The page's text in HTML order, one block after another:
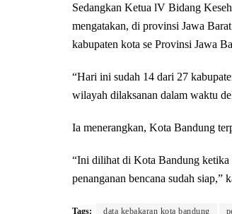
Sedangkan Ketua lV Bidang
mengatakan, di provinsi Jawa
kabupaten kota se Provinsi Jawa
“Hari ini sudah 14 dari 27
wilayah dilaksanan dalam waktu
Ia menerangkan, Kota Bandung
“Ini dilihat di Kota Bandung ketika
penanganan bencana sudah siap,”
Tags: data kebakaran kota bandung